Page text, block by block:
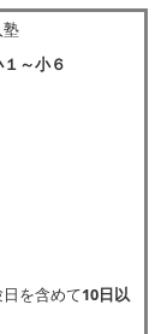
塾
～小６
を含めて10日以